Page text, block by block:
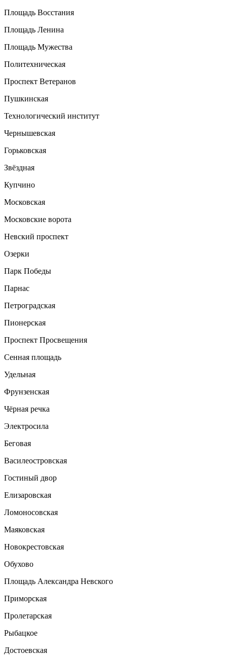
Площадь Восстания
Площадь Ленина
Площадь Мужества
Политехническая
Проспект Ветеранов
Пушкинская
Технологический институт
Чернышевская
Горьковская
Звёздная
Купчино
Московская
Московские ворота
Невский проспект
Озерки
Парк Победы
Парнас
Петроградская
Пионерская
Проспект Просвещения
Сенная площадь
Удельная
Фрунзенская
Чёрная речка
Электросила
Беговая
Василеостровская
Гостиный двор
Елизаровская
Ломоносовская
Маяковская
Новокрестовская
Обухово
Площадь Александра Невского
Приморская
Пролетарская
Рыбацкое
Достоевская